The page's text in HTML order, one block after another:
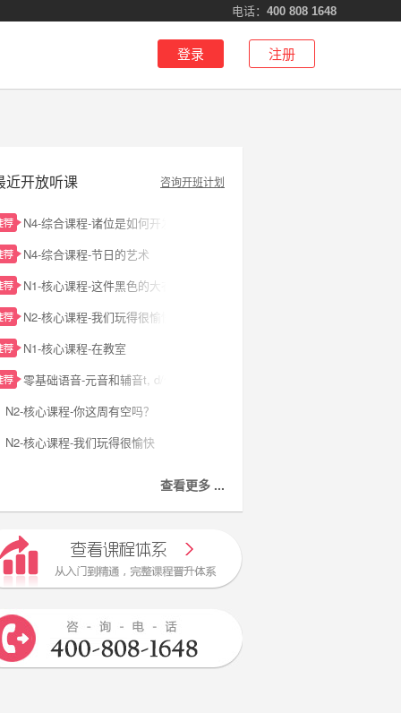
电话： 400 808 1648
登录 注册
近开放听课 咨询开班计划
N4-综合课程-诸位是如何开发产品的？
N4-综合课程-节日的艺术
N1-核心课程-这件黑色的大衣是我的
N2-核心课程-我们玩得很愉快
N1-核心课程-在教室
零基础语音-元音和辅音t, d/你好，早上好！
N2-核心课程-你这周有空吗？
N2-核心课程-我们玩得很愉快
查看更多 ...